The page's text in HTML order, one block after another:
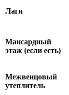
Лаги
Мансардный
этаж (если есть)
Межвенцовый
утеплитель